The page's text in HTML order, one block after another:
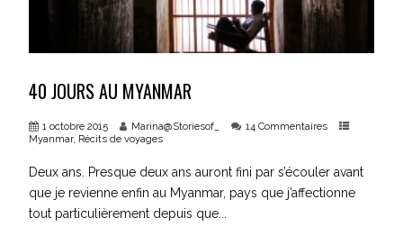
40 JOURS AU MYANMAR
1 octobre 2015 Marina@Storiesof_
14 Commentaires
Myanmar, Récits de voyages
Deux ans. Presque deux ans auront fini par s’écouler avant
que je revienne enfin au Myanmar, pays que j’affectionne
tout particulièrement depuis que...